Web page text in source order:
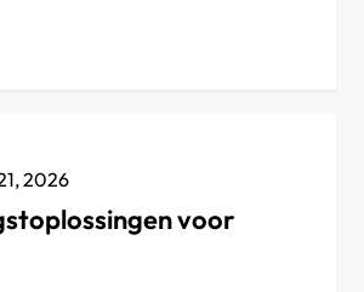
2026
voor